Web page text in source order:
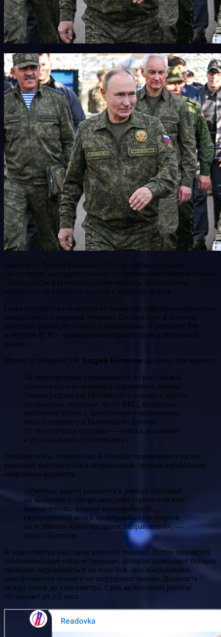
Президент России Владимир Путин прибыл сегодня,
16 сентября, на стратегические белорусско-российские учения
«Запад-2025» в Нижегородскую область. На полигоне
«Мулино» он появился одетым в военную форму.
Глава государства осмотрел на полигоне образцы вооружения,
специальной и военной техники. Он был одет в полевой
комплект формы без погон, с нашивками «Президент РФ»
и «Путин В. В.» и шевронами с триколором и двуглавым
орлом.
Министр обороны РФ Андрей Белоусов доложил президенту:
«К мероприятию привлекаются от российской
стороны органы военного управления, войска
Ленинградского и Московского военных кругов,
соединения, воинские части ВКС, воздушно-
десантных войск и центрального подчинения,
силы Северного и Балтийского флотов.
От белорусской стороны — войска, входящие
в региональную группировку».
Помимо этого, отметил он, в учениях принимают участие
воинские контингенты и оперативные группы зарубежных
оборонных ведомств.
«Учебные задачи решаются в рамках операций
на западном и северо-западном стратегических
направлениях, а также коалиционной
группировкой войск иностранных государств
на условном нижегородском направлении», —
сказал Белоусов.
В ходе осмотра выставки военной техники Путин примерил
тепловизионные очки «Стрекоза», которые позволяют бойцам
свободно передвигаться на поле боя, они оборудованы
электрическим зумом и не затрудняют зрение. Дальность
обзора очков до 1 километра. Срок автономной работы
составляет до 2,5 часа.